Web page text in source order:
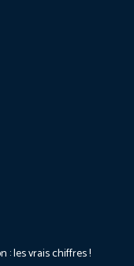
: les vrais chiffres !